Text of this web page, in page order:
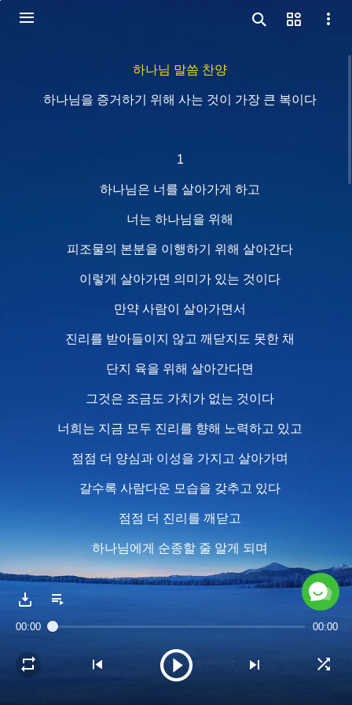
하나님 말씀 찬양
하나님을 증거하기 위해 사는 것이 가장 큰 복이다
1
하나님은 너를 살아가게 하고
너는 하나님을 위해
피조물의 본분을 이행하기 위해 살아간다
이렇게 살아가면 의미가 있는 것이다
만약 사람이 살아가면서
진리를 받아들이지 않고 깨닫지도 못한 채
단지 육을 위해 살아간다면
그것은 조금도 가치가 없는 것이다
너희는 지금 모두 진리를 향해 노력하고 있고
점점 더 양심과 이성을 가지고 살아가며
갈수록 사람다운 모습을 갖추고 있다
점점 더 진리를 깨닫고
하나님에게 순종할 줄 알게 되며
피조물의 본분을 이행해
마음속은 평안과 즐거움으로 충만해진다
00:00 00:00